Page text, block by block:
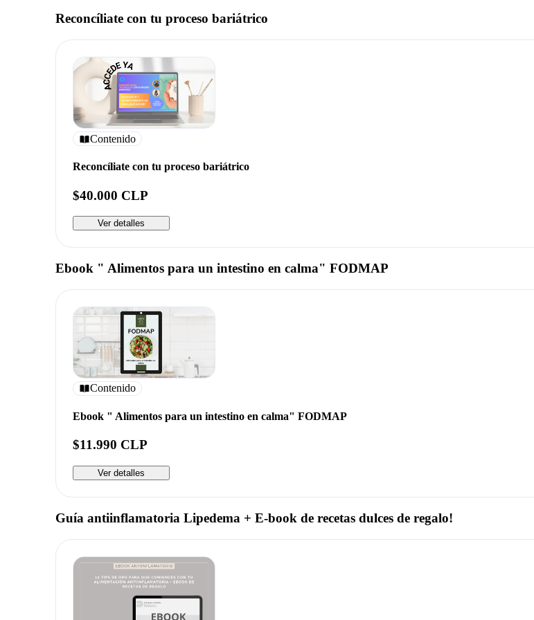
Reconcíliate con tu proceso bariátrico
Contenido
Reconcíliate con tu proceso bariátrico
$40.000 CLP
Ver detalles
Ebook " Alimentos para un intestino en calma" FODMAP
Contenido
Ebook " Alimentos para un intestino en calma" FODMAP
$11.990 CLP
Ver detalles
Guía antiinflamatoria Lipedema + E-book de recetas dulces de regalo!